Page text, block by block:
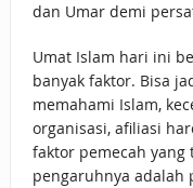
dan Umar demi
Umat Islam hari ini
banyak faktor. Bisa
memahami Islam,
organisasi, afiliasi
faktor pemecah
pengaruhnya adalah